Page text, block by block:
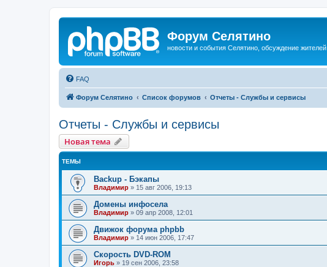
Форум Селятино
новости и события Селятино, обсуждение жителей
FAQ
Форум Селятино Список форумов Отчеты - Службы и сервисы
Отчеты - Службы и сервисы
Новая тема
ТЕМЫ
Backup - Бэкапы
Владимир » 15 авг 2006, 19:13
Домены инфосела
Владимир » 09 апр 2008, 12:01
Движок форума phpbb
Владимир » 14 июн 2006, 17:47
Скорость DVD-ROM
Игорь » 19 сен 2006, 23:58